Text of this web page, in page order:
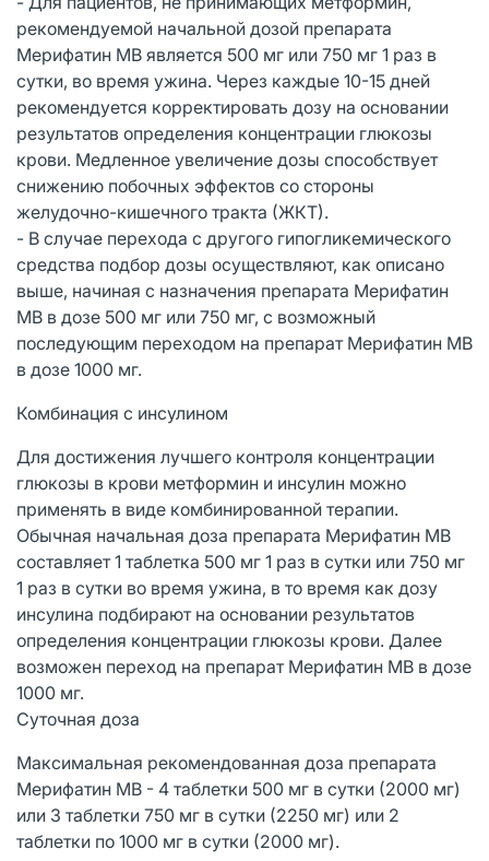
рекомендуемой начальной дозой препарата
Мерифатин МВ является 500 мг или 750 мг 1 раз в
сутки, во время ужина. Через каждые 10-15 дней
рекомендуется корректировать дозу на основании
результатов определения концентрации глюкозы
крови. Медленное увеличение дозы способствует
снижению побочных эффектов со стороны
желудочно-кишечного тракта (ЖКТ).
- В случае перехода с другого гипогликемического
средства подбор дозы осуществляют, как описано
выше, начиная с назначения препарата Мерифатин
МВ в дозе 500 мг или 750 мг, с возможный
последующим переходом на препарат Мерифатин МВ
в дозе 1000 мг.
Комбинация с инсулином
Для достижения лучшего контроля концентрации
глюкозы в крови метформин и инсулин можно
применять в виде комбинированной терапии.
Обычная начальная доза препарата Мерифатин МВ
составляет 1 таблетка 500 мг 1 раз в сутки или 750 мг
1 раз в сутки во время ужина, в то время как дозу
инсулина подбирают на основании результатов
определения концентрации глюкозы крови. Далее
возможен переход на препарат Мерифатин МВ в дозе
1000 мг.
Суточная доза
Максимальная рекомендованная доза препарата
Мерифатин МВ - 4 таблетки 500 мг в сутки (2000 мг)
или 3 таблетки 750 мг в сутки (2250 мг) или 2
таблетки по 1000 мг в сутки (2000 мг).